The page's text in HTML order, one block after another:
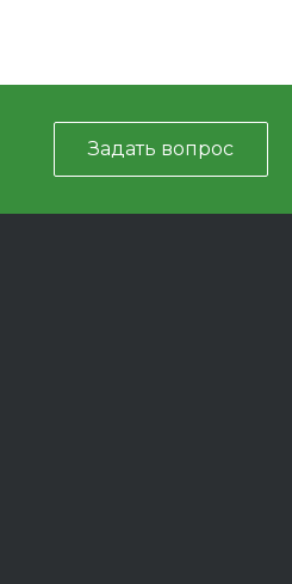
Задать вопрос